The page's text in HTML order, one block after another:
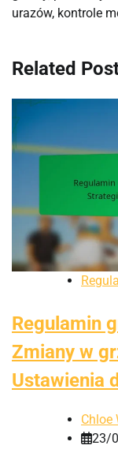
urazów, kontrole
Related
Regulamin
Zmiany w
Ustawienia
Chloe
23/